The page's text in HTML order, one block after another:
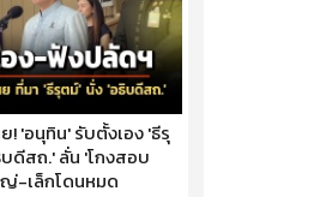
! 'อนุทิน' รับตั้งเอง 'ธีรุ
ดีสถ.' ลั่น 'โกงสอบ
ญ่-เล็กโดนหมด